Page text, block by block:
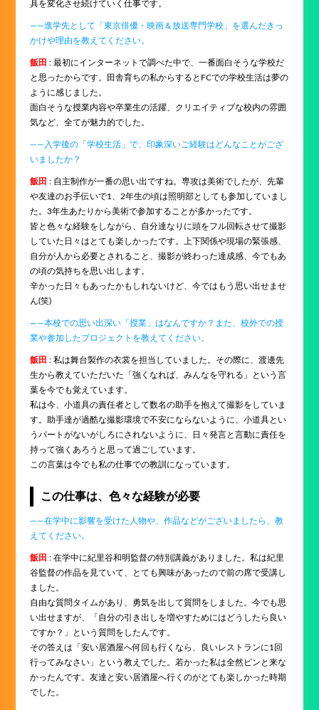
具を変化させ続けていく仕事です。
――進学先として「東京俳優・映画＆放送専門学校」を選んだきっ
かけや理由を教えてください。
飯田 : 最初にインターネットで調べた中で、一番面白そうな学校だ
と思ったからです。田舎育ちの私からするとFCでの学校生活は夢の
ように感じました。
面白そうな授業内容や卒業生の活躍、クリエイティブな校内の雰囲
気など、全てが魅力的でした。
――入学後の「学校生活」で、印象深いご経験はどんなことがござ
いましたか？
飯田 : 自主制作が一番の思い出ですね。専攻は美術でしたが、先輩
や友達のお手伝いで1、2年生の頃は照明部としても参加していまし
た。3年生あたりから美術で参加することが多かったです。
皆と色々な経験をしながら、自分達なりに頭をフル回転させて撮影
していた日々はとても楽しかったです。上下関係や現場の緊張感、
自分が人から必要とされること、撮影が終わった達成感、今でもあ
の頃の気持ちを思い出します。
辛かった日々もあったかもしれないけど、今ではもう思い出せませ
ん(笑)
――本校での思い出深い「授業」はなんですか？また、校外での授
業や参加したプロジェクトを教えてください。
飯田 : 私は舞台製作の衣裳を担当していました。その際に、渡邊先
生から教えていただいた「強くなれば、みんなを守れる」という言
葉を今でも覚えています。
私は今、小道具の責任者として数名の助手を抱えて撮影をしていま
す。助手達が過酷な撮影環境で不安にならないように、小道具とい
うパートがないがしろにされないように、日々発言と言動に責任を
持って強くあろうと思って過ごしています。
この言葉は今でも私の仕事での教訓になっています。
この仕事は、色々な経験が必要
――在学中に影響を受けた人物や、作品などがございましたら、教
えてください。
飯田 : 在学中に紀里谷和明監督の特別講義がありました。私は紀里
谷監督の作品を見ていて、とても興味があったので前の席で受講し
ました。
自由な質問タイムがあり、勇気を出して質問をしました。今でも思
い出せますが、「自分の引き出しを増やすためにはどうしたら良い
ですか？」という質問をしたんです。
その答えは「安い居酒屋へ何回も行くなら、良いレストランに1回
行ってみなさい」という教えでした。若かった私は全然ピンと来な
かったんです。友達と安い居酒屋へ行くのがとても楽しかった時期
でした。